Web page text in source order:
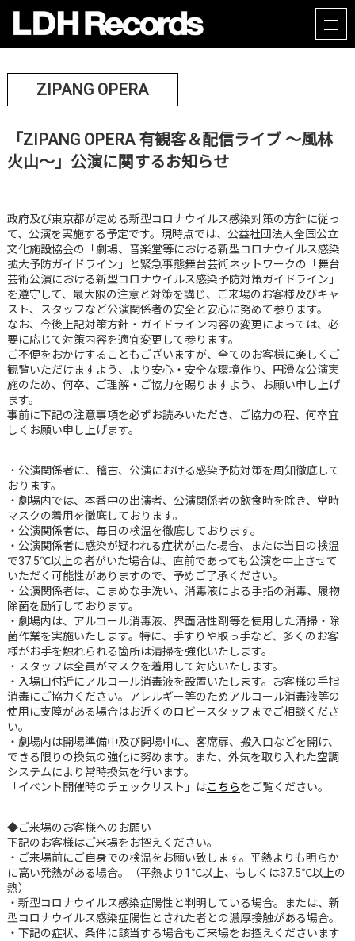
ZIPANG OPERA
「ZIPANG OPERA 有観客＆配信ライブ 〜風林
火山〜」公演に関するお知らせ
政府及び東京都が定める新型コロナウイルス感染対策の方針に従っ
て、公演を実施する予定です。現時点では、公益社団法人全国公立
文化施設協会の「劇場、音楽堂等における新型コロナウイルス感染
拡大予防ガイドライン」と緊急事態舞台芸術ネットワークの「舞台
芸術公演における新型コロナウイルス感染予防対策ガイドライン」
を遵守して、最大限の注意と対策を講じ、ご来場のお客様及びキャ
スト、スタッフなど公演関係者の安全と安心に努めて参ります。
なお、今後上記対策方針・ガイドライン内容の変更によっては、必
要に応じて対策内容を適宜変更して参ります。
ご不便をおかけすることもございますが、全てのお客様に楽しくご
観覧いただけますよう、より安心・安全な環境作り、円滑な公演実
施のため、何卒、ご理解・ご協力を賜りますよう、お願い申し上げ
ます。
事前に下記の注意事項を必ずお読みいただき、ご協力の程、何卒宜
しくお願い申し上げます。
・公演関係者に、稽古、公演における感染予防対策を周知徹底して
おります。
・劇場内では、本番中の出演者、公演関係者の飲食時を除き、常時
マスクの着用を徹底しております。
・公演関係者は、毎日の検温を徹底しております。
・公演関係者に感染が疑われる症状が出た場合、または当日の検温
で37.5℃以上の者がいた場合は、直前であっても公演を中止させて
いただく可能性がありますので、予めご了承ください。
・公演関係者は、こまめな手洗い、消毒液による手指の消毒、履物
除菌を励行しております。
・劇場内は、アルコール消毒液、界面活性剤等を使用した清掃・除
菌作業を実施いたします。特に、手すりや取っ手など、多くのお客
様がお手を触れられる箇所は清掃を強化いたします。
・スタッフは全員がマスクを着用して対応いたします。
・入場口付近にアルコール消毒液を設置いたします。お客様の手指
消毒にご協力ください。アレルギー等のためアルコール消毒液等の
使用に支障がある場合はお近くのロビースタッフまでご相談くださ
い。
・劇場内は開場準備中及び開場中に、客席扉、搬入口などを開け、
できる限りの換気の強化に努めます。また、外気を取り入れた空調
システムにより常時換気を行います。
「イベント開催時のチェックリスト」はこちらをご覧ください。
◆ご来場のお客様へのお願い
下記のお客様はご来場をお控えください。
・ご来場前にご自身での検温をお願い致します。平熱よりも明らか
に高い発熱がある場合。（平熱より1℃以上、もしくは37.5℃以上の
熱）
・新型コロナウイルス感染症陽性と判明している場合。または、新
型コロナウイルス感染症陽性とされた者との濃厚接触がある場合。
・下記の症状、条件に該当する場合もご来場をお控えくださいます